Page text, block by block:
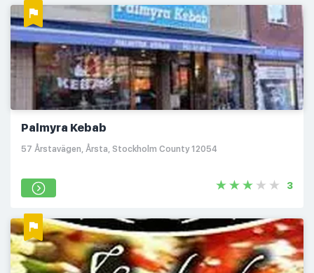
Palmyra Kebab
57 Årstavägen, Årsta, Stockholm County 12054
3